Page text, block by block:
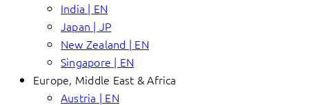
India | EN
Japan | JP
New Zealand | EN
Singapore | EN
Europe, Middle East & Africa
Austria | EN